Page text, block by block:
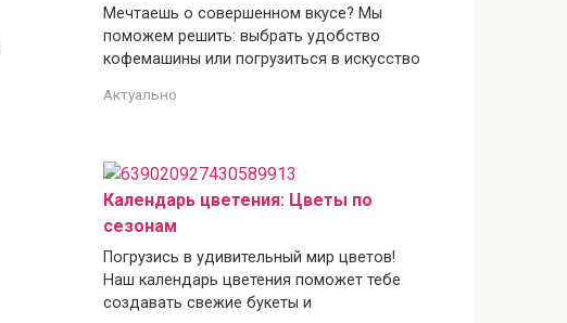
Мечтаешь о совершенном вкусе? Мы
поможем решить: выбрать удобство
кофемашины или погрузиться в искусство
Актуально
Календарь цветения: Цветы по
сезонам
Погрузись в удивительный мир цветов!
Наш календарь цветения поможет тебе
создавать свежие букеты и